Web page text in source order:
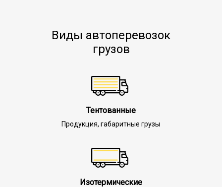
Виды автоперевозок
грузов
Тентованные
Продукция, габаритные грузы
Изотермические